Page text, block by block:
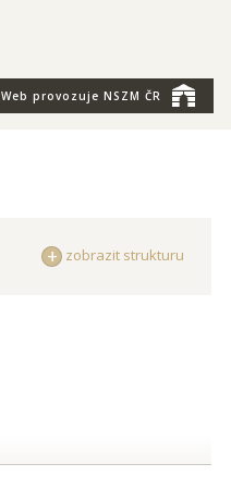
Web provozuje NSZM ČR
zobrazit strukturu